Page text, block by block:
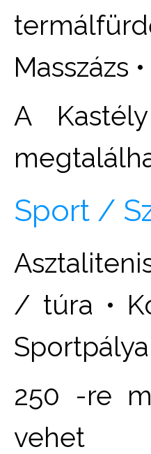
Masszázs
A
Sport /
/ túra •
Sportpálya
250 -re
vehet